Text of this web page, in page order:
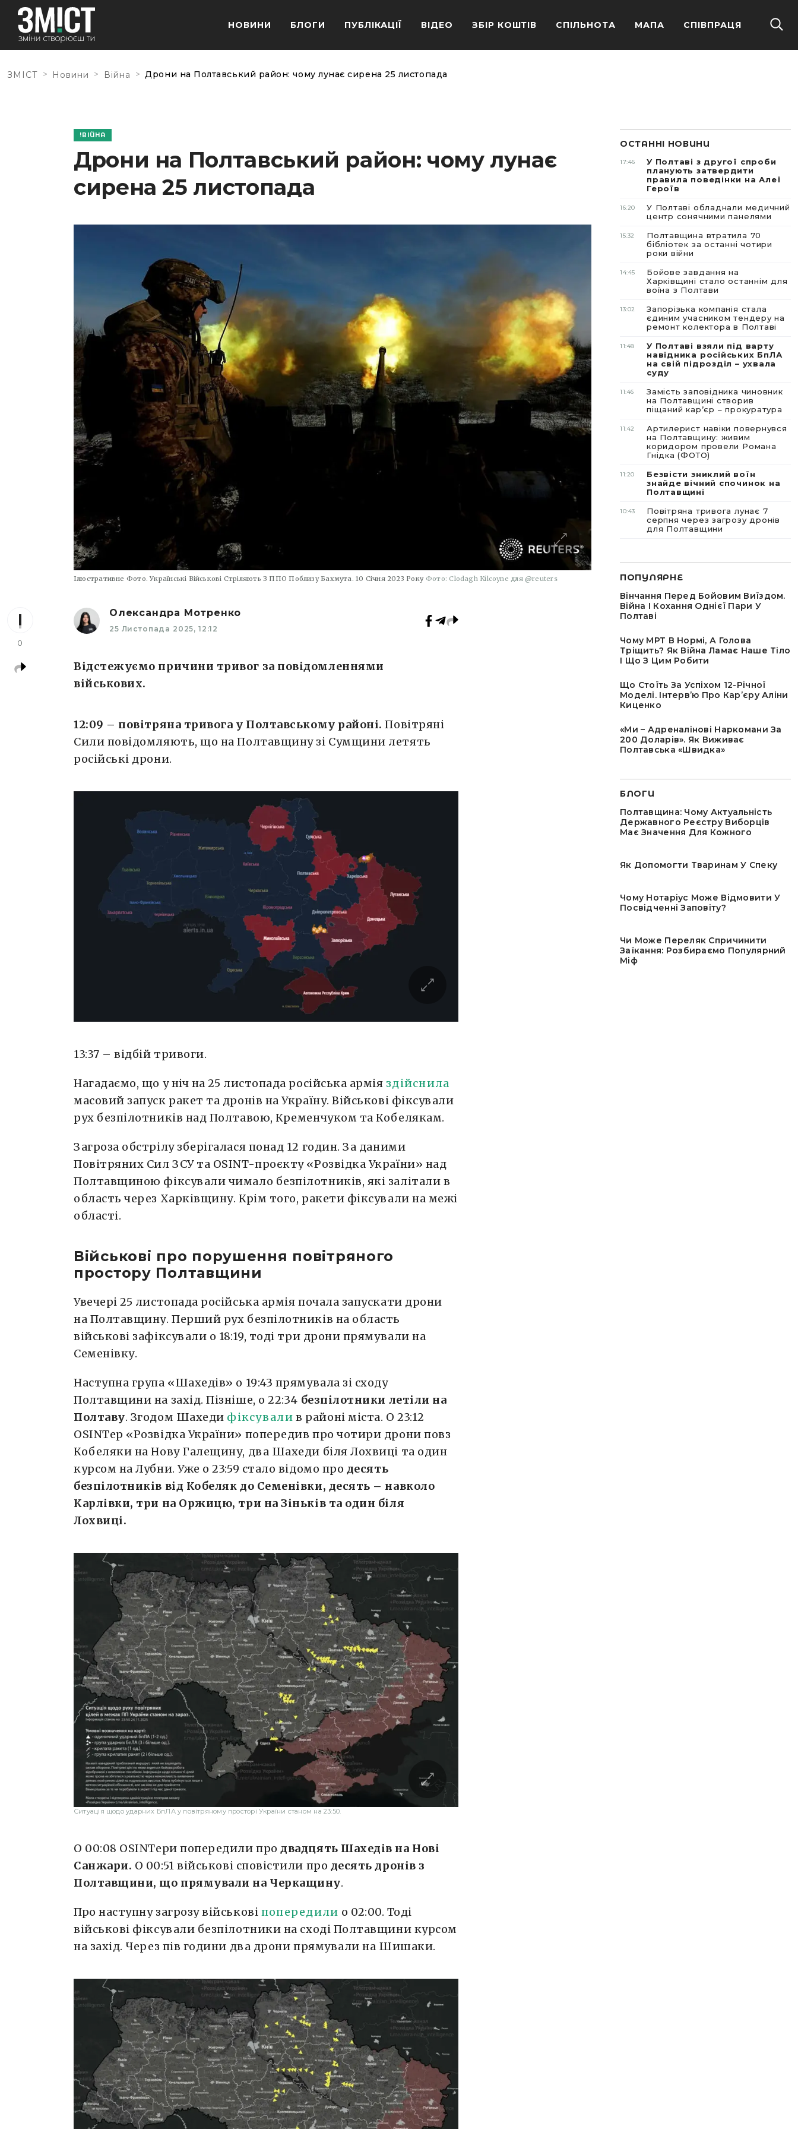
НОВИНИ БЛОГИ ПУБЛІКАЦІЇ ВІДЕО ЗБІР КОШТІВ СПІЛЬНОТА МАПА СПІВПРАЦЯ
ЗМІСТ > Новини > Війна > Дрони на Полтавський район: чому лунає сирена 25 листопада
ВІЙНА
Дрони на Полтавський район: чому лунає
сирена 25 листопада
Ілюстративне Фото. Українські Військові Стріляють З ППО Поблизу Бахмута. 10 Січня 2023 Року Фото: Clodagh Kilcoyne для @reuters
0
Олександра Мотренко
25 Листопада 2025, 12:12
Відстежуємо причини тривог за повідомленнями
військових.
12:09 – повітряна тривога у Полтавському районі.Повітряні
Сили повідомляють, що на Полтавщину зі Сумщини летять
російські дрони.
13:37 – відбій тривоги.
Нагадаємо, що у ніч на 25 листопада російська армія здійснила
масовий запуск ракет та дронів на Україну. Військові фіксували
рух безпілотників над Полтавою, Кременчуком та Кобелякам.
Загроза обстрілу зберігалася понад 12 годин. За даними
Повітряних Сил ЗСУ та OSINT-проєкту «Розвідка України» над
Полтавщиною фіксували чимало безпілотників, які залітали в
область через Харківщину. Крім того, ракети фіксували на межі
області.
Військові про порушення повітряного
простору Полтавщини
Увечері 25 листопада російська армія почала запускати дрони
на Полтавщину. Перший рух безпілотників на область
військові зафіксували о 18:19, тоді три дрони прямували на
Семенівку.
Наступна група «Шахедів» о 19:43 прямувала зі сходу
Полтавщини на захід. Пізніше, о 22:34 безпілотники летіли на
Полтаву. Згодом Шахеди фіксували в районі міста. О 23:12
OSINTер «Розвідка України» попередив про чотири дрони повз
Кобеляки на Нову Галещину, два Шахеди біля Лохвиці та один
курсом на Лубни. Уже о 23:59 стало відомо про десять
безпілотників від Кобеляк до Семенівки, десять – навколо
Карлівки, три на Оржицю, три на Зіньків та один біля
Лохвиці.
Ситуація щодо ударних БпЛА у повітряному просторі України станом на 23:50.
О 00:08 OSINTери попередили продвадцять Шахедів на Нові
Санжари. О 00:51 військові сповістили про десять дронів з
Полтавщини, що прямували на Черкащину.
Про наступну загрозу військові попередили о 02:00. Тоді
військові фіксували безпілотники на сході Полтавщини курсом
на захід. Через пів години два дрони прямували на Шишаки.
ОСТАННІ НОВИНИ
17:46
У Полтаві з другої спроби
планують затвердити
правила поведінки на Алеї
Героїв
16:20
У Полтаві обладнали медичний
центр сонячними панелями
15:32
Полтавщина втратила 70
бібліотек за останні чотири
роки війни
14:45
Бойове завдання на
Харківщині стало останнім для
воїна з Полтави
13:02
Запорізька компанія стала
єдиним учасником тендеру на
ремонт колектора в Полтаві
11:48
У Полтаві взяли під варту
навідника російських БпЛА
на свій підрозділ – ухвала
суду
11:46
Замість заповідника чиновник
на Полтавщині створив
піщаний карʼєр – прокуратура
11:42
Артилерист навіки повернувся
на Полтавщину: живим
коридором провели Романа
Гнідка (ФОТО)
11:20
Безвісти зниклий воїн
знайде вічний спочинок на
Полтавщині
10:43
Повітряна тривога лунає 7
серпня через загрозу дронів
для Полтавщини
ПОПУЛЯРНЕ
Вінчання Перед Бойовим Виїздом.
Війна І Кохання Однієї Пари У
Полтаві
Чому МРТ В Нормі, А Голова
Тріщить? Як Війна Ламає Наше Тіло
І Що З Цим Робити
Що Стоїть За Успіхом 12-Річної
Моделі. Інтервʼю Про Карʼєру Аліни
Киценко
«Ми – Адреналінові Наркомани За
200 Доларів». Як Виживає
Полтавська «швидка»
БЛОГИ
Полтавщина: Чому Актуальність
Державного Реєстру Виборців
Має Значення Для Кожного
Як Допомогти Тваринам У Спеку
Чому Нотаріус Може Відмовити У
Посвідченні Заповіту?
Чи Може Переляк Спричинити
Заїкання: Розбираємо Популярний
Міф